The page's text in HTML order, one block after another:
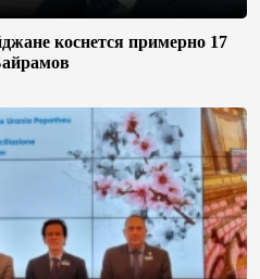
коснется примерно 17